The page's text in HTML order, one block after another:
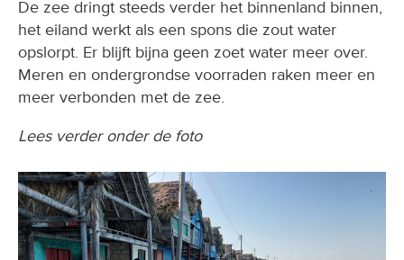
De zee dringt steeds verder het binnenland binnen,
het eiland werkt als een spons die zout water
opslorpt. Er blijft bijna geen zoet water meer over.
Meren en ondergrondse voorraden raken meer en
meer verbonden met de zee.
Lees verder onder de foto